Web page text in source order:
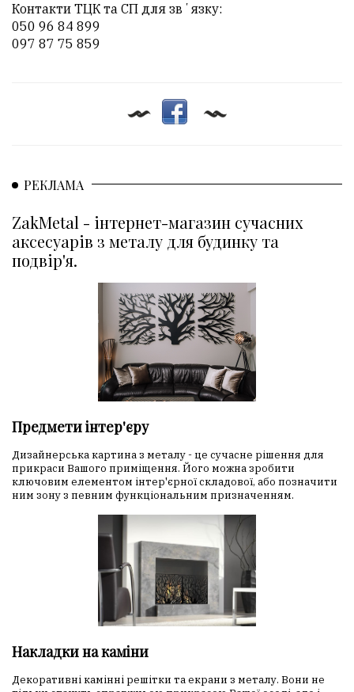
Контакти ТЦК та СП для звʼязку:
050 96 84 899
097 87 75 859
РЕКЛАМА
ZakMetal - інтернет-магазин сучасних
аксесуарів з металу для будинку та
подвір'я.
Предмети інтер'єру
Дизайнерська картина з металу - це сучасне рішення для
прикраси Вашого приміщення. Його можна зробити
ключовим елементом інтер'єрної складової, або позначити
ним зону з певним функціональним призначенням.
Накладки на каміни
Декоративні камінні решітки та екрани з металу. Вони не